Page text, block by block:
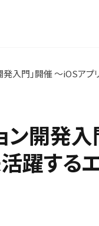
発入門」開催 ～iOSア
ン開発
躍す